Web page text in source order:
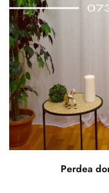
Perdea